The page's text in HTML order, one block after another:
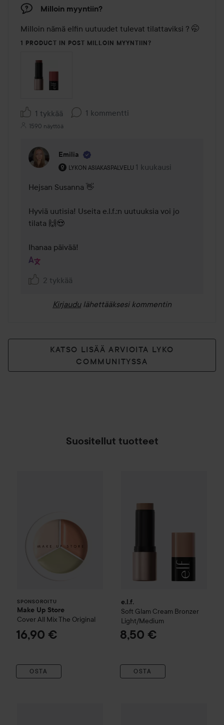
Milloin myyntiin?
Milloin nämä elfin uutuudet tulevat tilattaviksi ? 🤭
1 PRODUCT IN POST MILLOIN MYYNTIIN?
1 tykkää 1 kommentti
1590 näyttöä
Emilia
LYKON ASIAKASPALVELU
Käyttäjän rooli: Lykon asiakaspalvelu .
1 kuukausi
Kommentti lisättiin 1
Hejsan Susanna 👋
Hyviä uutisia! Useita e.l.f.:n uutuuksia voi jo
tilata 🙌😍
Ihanaa päivää!
2 tykkää
Kirjaudu lähettääksesi kommentin
KATSO LISÄÄ ARVIOITA LYKO
COMMUNITYSSA
Suositellut tuotteet
SPONSOROITU
Make Up Store
Cover All MixThe Original
16,90 €
OSTA
e.l.f.
Soft Glam Cream Bronzer
Light/Medium
8,50 €
OSTA